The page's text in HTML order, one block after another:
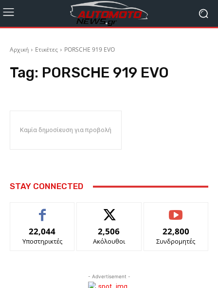
Αρχική Ετικέτες PORSCHE 919 EVO
Tag: PORSCHE 919 EVO
Καμία δημοσίευση για προβολή
STAY CONNECTED
22,044
Υποστηρικτές
2,506
Ακόλουθοι
22,800
Συνδρομητές
- Advertisement -